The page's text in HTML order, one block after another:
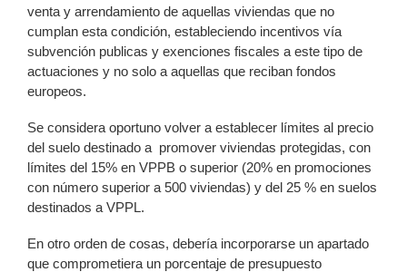
venta y arrendamiento de aquellas viviendas que no
cumplan esta condición, estableciendo incentivos vía
subvención publicas y exenciones fiscales a este tipo de
actuaciones y no solo a aquellas que reciban fondos
europeos.
Se considera oportuno volver a establecer límites al precio
del suelo destinado a promover viviendas protegidas, con
límites del 15% en VPPB o superior (20% en promociones
con número superior a 500 viviendas) y del 25 % en suelos
destinados a VPPL.
En otro orden de cosas, debería incorporarse un apartado
que comprometiera un porcentaje de presupuesto